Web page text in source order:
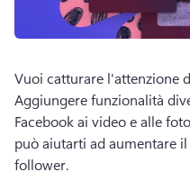
Vuoi catturare l'attenzione
Aggiungere funzionalità
Facebook ai video e alle
può aiutarti ad aumentare
follower.